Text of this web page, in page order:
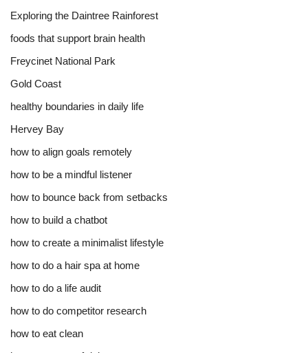
Exploring the Daintree Rainforest
foods that support brain health
Freycinet National Park
Gold Coast
healthy boundaries in daily life
Hervey Bay
how to align goals remotely
how to be a mindful listener
how to bounce back from setbacks
how to build a chatbot
how to create a minimalist lifestyle
how to do a hair spa at home
how to do a life audit
how to do competitor research
how to eat clean